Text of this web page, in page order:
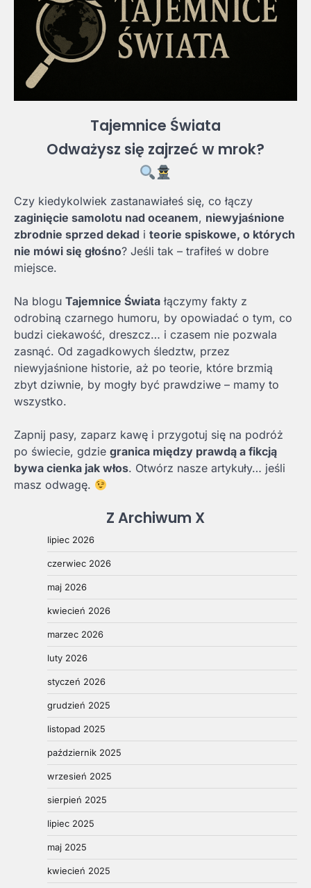
Tajemnice Świata
Odważysz się zajrzeć w mrok?
Czy kiedykolwiek zastanawiałeś się, co łączy
zaginięcie samolotu nad oceanem, niewyjaśnione
zbrodnie sprzed dekad i teorie spiskowe, o których
nie mówi się głośno? Jeśli tak – trafiłeś w dobre
miejsce.
Na blogu Tajemnice Świata łączymy fakty z
odrobiną czarnego humoru, by opowiadać o tym, co
budzi ciekawość, dreszcz… i czasem nie pozwala
zasnąć. Od zagadkowych śledztw, przez
niewyjaśnione historie, aż po teorie, które brzmią
zbyt dziwnie, by mogły być prawdziwe – mamy to
wszystko.
Zapnij pasy, zaparz kawę i przygotuj się na podróż
po świecie, gdzie granica między prawdą a fikcją
bywa cienka jak włos. Otwórz nasze artykuły… jeśli
masz odwagę.
Z Archiwum X
lipiec 2026
czerwiec 2026
maj 2026
kwiecień 2026
marzec 2026
luty 2026
styczeń 2026
grudzień 2025
listopad 2025
październik 2025
wrzesień 2025
sierpień 2025
lipiec 2025
maj 2025
kwiecień 2025